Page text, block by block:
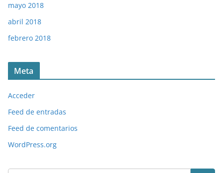
mayo 2018
abril 2018
febrero 2018
Meta
Acceder
Feed de entradas
Feed de comentarios
WordPress.org